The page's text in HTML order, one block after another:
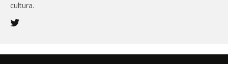
cultura.